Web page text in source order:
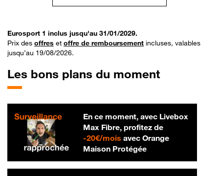
Eurosport 1 inclus jusqu'au 31/01/2029.
Prix des offres et offre de remboursement incluses, valables
jusqu’au 19/08/2026.
Les bons plans du moment
En ce moment, avec Livebox
Max Fibre, profitez de
-20€/mois20 € par mois
avec Orange
Maison Protégée